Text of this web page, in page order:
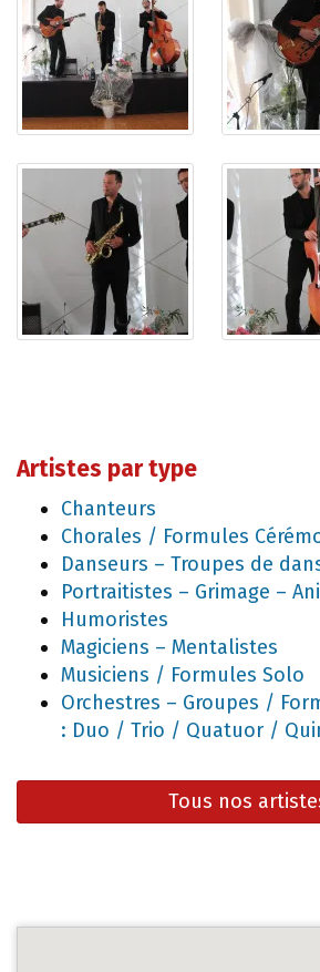
Artistes par type
Chanteurs
Chorales / Formules
Danseurs – Troupes de
Portraitistes – Grimage –
Humoristes
Magiciens – Mentalistes
Musiciens / Formules Solo
Orchestres – Groupes /
: Duo / Trio / Quatuor /
Tous nos